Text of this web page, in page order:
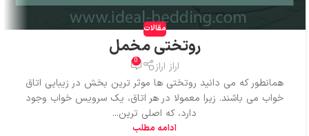
مقالات
روتختی مخمل
اراز اراز 0
همانطور که می دانید روتختی ها موثر ترین بخش در زیبایی اتاق
خواب می باشند. زیرا معمولا در هر اتاق، یک سرویس خواب وجود
دارد، که اصلی ترین...
ادامه مطلب